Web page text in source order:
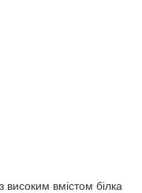
високим вмістом білка